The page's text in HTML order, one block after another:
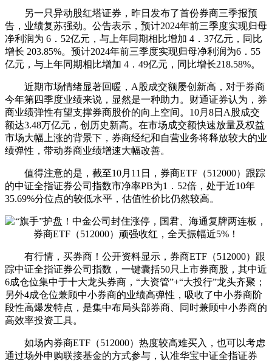
另一只异动股红塔证券，昨日发布了首份券商三季报预
告，业绩复苏强劲。公告表示，预计2024年前三季度实现归母
净利润为 6．52亿元，与上年同期相比增加 4．37亿元，同比
增长 203.85%。预计2024年前三季度实现归母净利润为6．55
亿元，与上年同期相比增加 4．49亿元，同比增长218.58%。
近期市场情绪显著回暖，A股成交额屡创新高，对于券商
今年第四季度业绩来说，显然是一种助力。财通证券认为，券
商业绩弹性有望支撑券商股价的向上空间。10月8日A股成交
额达3.48万亿元，创历史新高。在市场成交额快速放量及权益
市场大幅上涨的背景下，券商经纪和自营业务将释放较大的业
绩弹性，带动券商业绩增速大幅改善。
值得注意的是，截至10月11日，券商ETF（512000）跟踪
的中证全指证券公司指数市净率PB为1．52倍，处于近10年
35.69%分位点的较低水平，估值性价比仍然较高。
有行情，买券商！公开资料显示，券商ETF（512000）跟
踪中证全指证券公司指数，一键囊括50只上市券商股，其中近
6成仓位集中于十大龙头券商，“大资管”+“大投行”龙头齐聚；
另外4成仓位兼顾中小券商的业绩高弹性，吸收了中小券商阶
段性高爆发特点，是集中布局头部券商、同时兼顾中小券商的
高效率投资工具。
如场内券商ETF（512000）热度较高难买入，也可以考虑
通过场外申购联接基金的方式参与，认准华宝中证全指证券